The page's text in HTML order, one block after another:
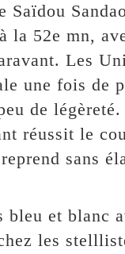
Saïdou
la 52e mn,
Les
une fois de
de
réussit le
sans
et blanc
les